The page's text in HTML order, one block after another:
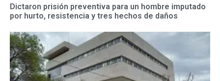
Dictaron prisión preventiva para un hombre imputado
por hurto, resistencia y tres hechos de daños